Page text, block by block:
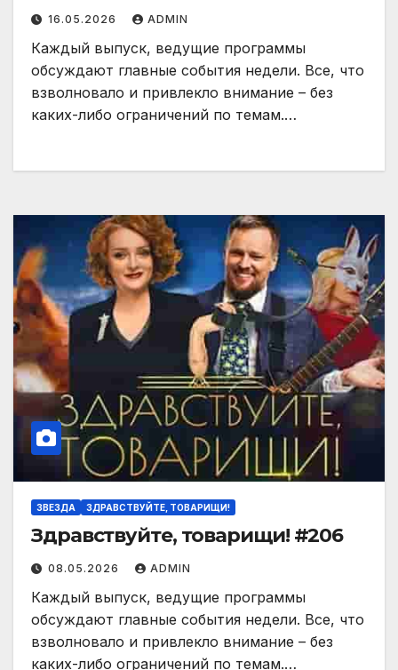
16.05.2026 ADMIN
Каждый выпуск, ведущие программы
обсуждают главные события недели. Все, что
взволновало и привлекло внимание – без
каких-либо ограничений по темам.…
ЗВЕЗДА ЗДРАВСТВУЙТЕ, ТОВАРИЩИ!
Здравствуйте, товарищи! #206
08.05.2026 ADMIN
Каждый выпуск, ведущие программы
обсуждают главные события недели. Все, что
взволновало и привлекло внимание – без
каких-либо ограничений по темам.…